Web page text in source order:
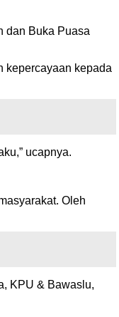
dan Buka Puasa
kepercayaan kepada
ucapnya.
Oleh
KPU & Bawaslu,